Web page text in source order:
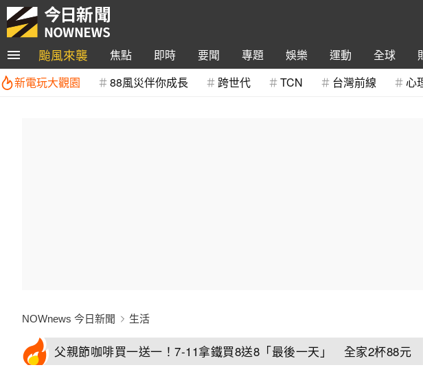
颱風來襲 焦點 即時 要聞 專題 娛樂 運動 全球
新電玩大觀園
88風災伴你成長 跨世代 TCN 台灣前線 心
NOWnews 今日新聞 生活
父親節咖啡買一送一！7-11拿鐵買8送8「最後一天」 全家2杯88元